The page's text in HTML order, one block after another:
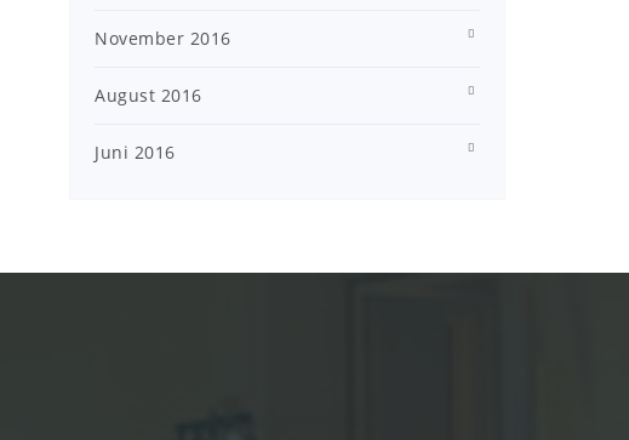
November 2016
August 2016
Juni 2016